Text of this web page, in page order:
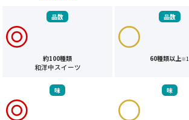
品数
約100種類
和洋中スイーツ
品数
60種類以上※1
味 味